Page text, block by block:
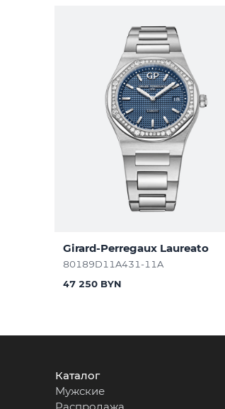
Girard-Perregaux Laureato
80189D11A431-11A
47 250 BYN
Каталог
Мужские